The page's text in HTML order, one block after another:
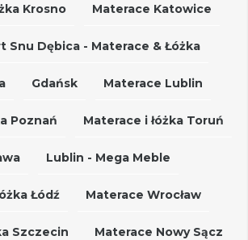
Krosno Materace Katowice
Snu Dębica - Materace & Łóżka
Gdańsk Materace Lublin
Poznań Materace i łóżka Toruń
Lublin - Mega Meble
Łódź Materace Wrocław
Szczecin Materace Nowy Sącz